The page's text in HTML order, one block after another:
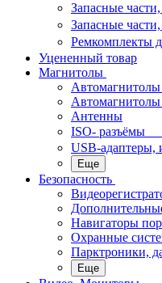
Запасные
Запасные
Ремкомплекты
Уцененный товар
Магнитолы
Антенны
ISO- разъёмы
USB-адаптеры,
Еще
Безопасность
Навигаторы
Охранные
Парктроники,
Еще